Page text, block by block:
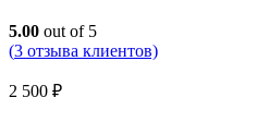
5.00 out of 5
(3 отзыва клиентов)
2 500 ₽